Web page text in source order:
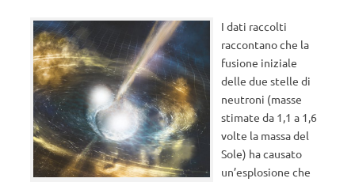
I dati raccolti
raccontano che la
fusione iniziale
delle due stelle di
neutroni (masse
stimate da 1,1 a 1,6
volte la massa del
Sole) ha causato
un’esplosione che